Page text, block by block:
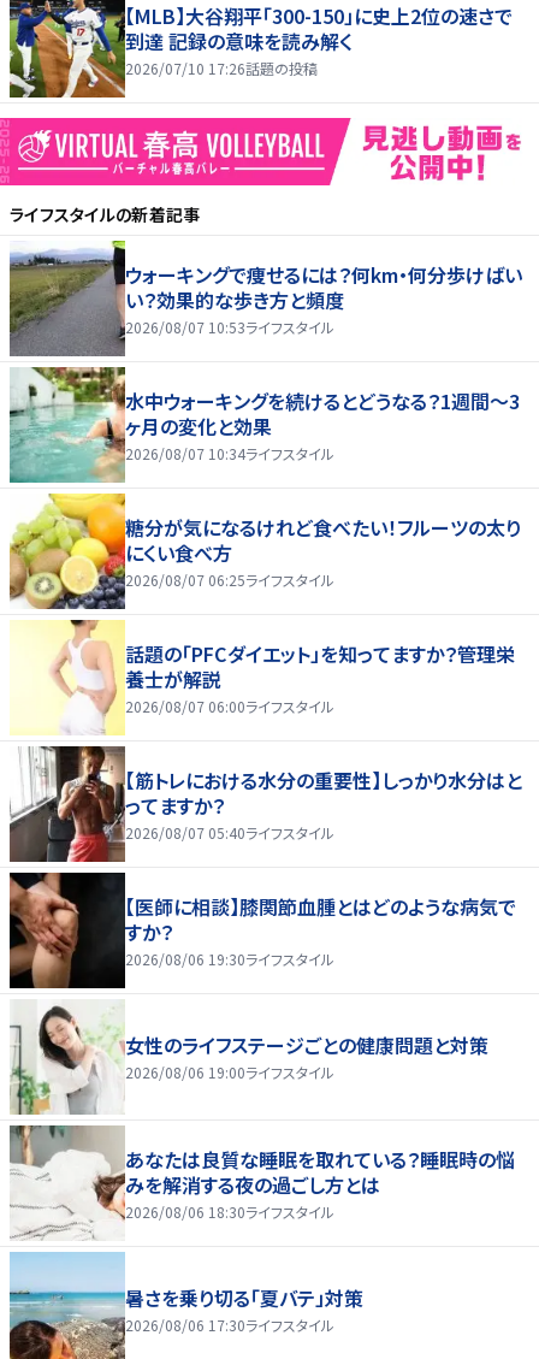
【MLB】大谷翔平「300-150」に史上2位の速さで
到達 記録の意味を読み解く
2026/07/10 17:26話題の投稿
ライフスタイルの新着記事
ウォーキングで痩せるには？何km・何分歩けばい
い？効果的な歩き方と頻度
2026/08/07 10:53ライフスタイル
水中ウォーキングを続けるとどうなる？1週間～3
ヶ月の変化と効果
2026/08/07 10:34ライフスタイル
糖分が気になるけれど食べたい！フルーツの太り
にくい食べ方
2026/08/07 06:25ライフスタイル
話題の「PFCダイエット」を知ってますか？管理栄
養士が解説
2026/08/07 06:00ライフスタイル
【筋トレにおける水分の重要性】しっかり水分はと
ってますか？
2026/08/07 05:40ライフスタイル
【医師に相談】膝関節血腫とはどのような病気で
すか？
2026/08/06 19:30ライフスタイル
女性のライフステージごとの健康問題と対策
2026/08/06 19:00ライフスタイル
あなたは良質な睡眠を取れている？睡眠時の悩
みを解消する夜の過ごし方とは
2026/08/06 18:30ライフスタイル
暑さを乗り切る「夏バテ」対策
2026/08/06 17:30ライフスタイル